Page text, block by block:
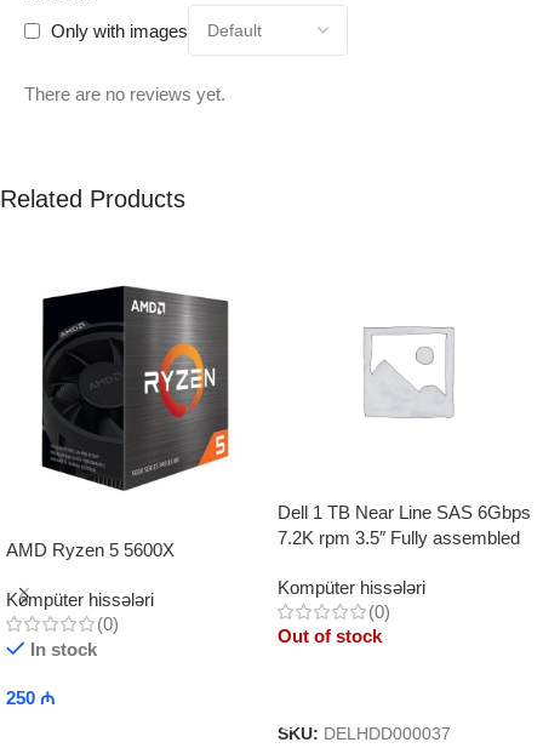
Only with images
There are no reviews yet.
Related Products
AMD Ryzen 5 5600X
Kompüter hissələri
(0)
In stock
250 ₼
Dell 1 TB Near Line SAS 6Gbps
7.2K rpm 3.5″ Fully assembled
Kompüter hissələri
(0)
Out of stock
SKU: DELHDD000037